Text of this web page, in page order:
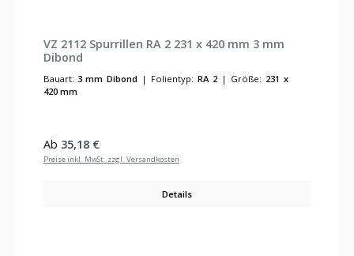
VZ 2112 Spurrillen RA 2 231 x 420 mm 3 mm
Dibond
Bauart: 3 mm Dibond | Folientyp: RA 2 | Größe: 231 x
420 mm
Regulärer Preis:
Ab 35,18 €
Preise inkl. MwSt. zzgl. Versandkosten
Details